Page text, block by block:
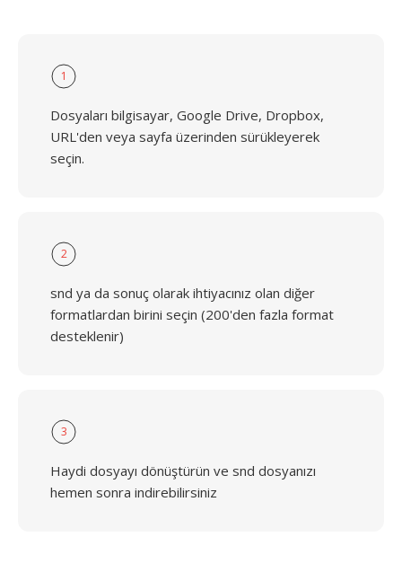
1
Dosyaları bilgisayar, Google Drive, Dropbox,
URL'den veya sayfa üzerinden sürükleyerek
seçin.
2
snd ya da sonuç olarak ihtiyacınız olan diğer
formatlardan birini seçin (200'den fazla format
desteklenir)
3
Haydi dosyayı dönüştürün ve snd dosyanızı
hemen sonra indirebilirsiniz